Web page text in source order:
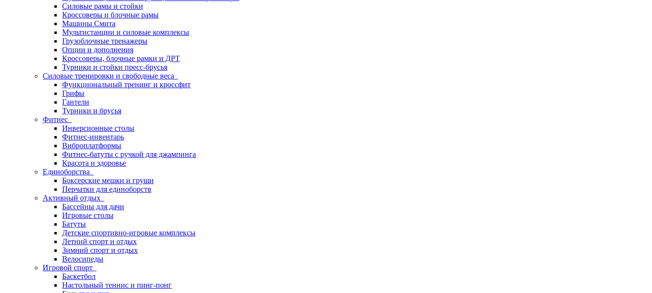
Силовые рамы и стойки
Кроссоверы и блочные рамы
Машины Смита
Мультистанции и силовые комплексы
Грузоблочные тренажеры
Опции и дополнения
Кроссоверы, блочные рамки и ДРТ
Турники и стойки пресс-брусья
Силовые тренировки и свободные веса
Функциональный тренинг и кроссфит
Грифы
Гантели
Турники и брусья
Фитнес
Инверсионные столы
Фитнес-инвентарь
Виброплатформы
Фитнес-батуты с ручкой для джампинга
Красота и здоровье
Единоборства
Боксерские мешки и груши
Перчатки для единоборств
Активный отдых
Бассейны для дачи
Игровые столы
Батуты
Детские спортивно-игровые комплексы
Летний спорт и отдых
Зимний спорт и отдых
Велосипеды
Игровой спорт
Баскетбол
Настольный теннис и пинг-понг